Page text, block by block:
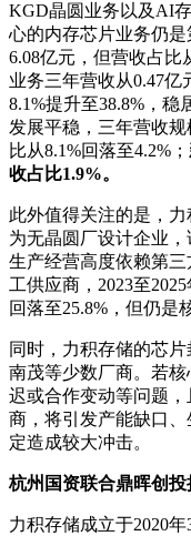
KGD晶圆业务以及AI
心的内存芯片业务仍
6.08亿元，但营收占比
业务三年营收从0.47亿
8.1%提升至38.8%，
发展平稳，三年营收
比从8.1%回落至4.2%；
收占比1.9%。
此外值得关注的是，
为无晶圆厂设计企业
生产经营高度依赖第
工供应商，2023至
回落至25.8%，但仍是
同时，力积存储的芯
南茂等少数厂商。若
迟或合作变动等问题
商，将引发产能缺口
定造成较大冲击。
杭州国资联合鼎晖创投
力积存储成立于2020